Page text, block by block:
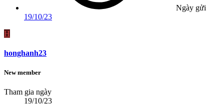
Ngày gửi
19/10/23
H
honghanh23
New member
Tham gia ngày
19/10/23